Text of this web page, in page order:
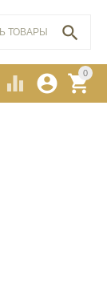
0



